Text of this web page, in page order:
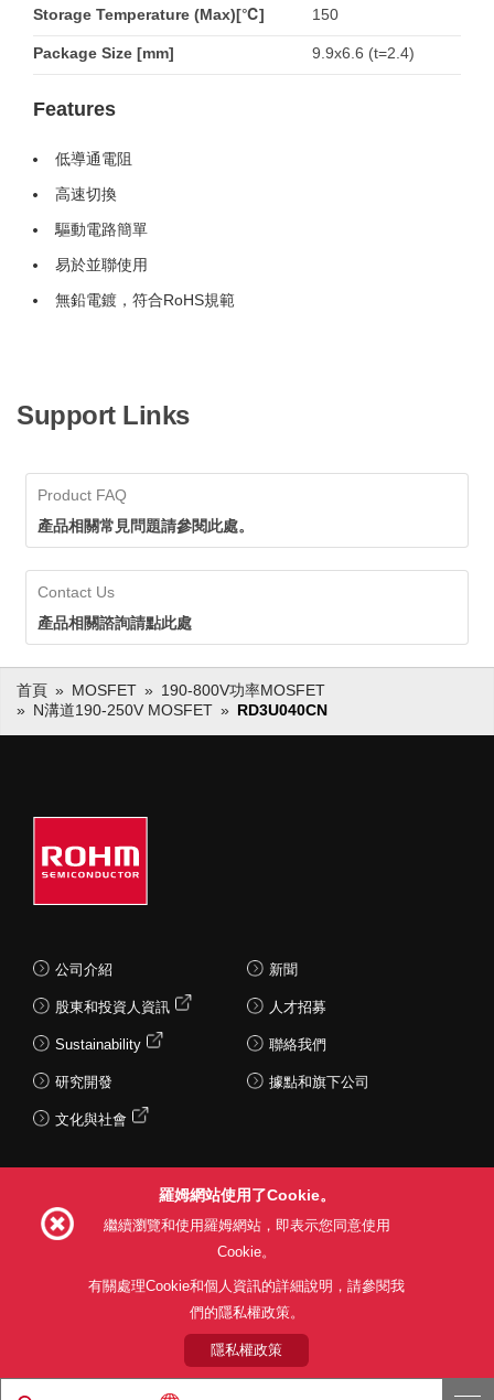
Storage Temperature (Max)[℃] 150
Package Size [mm] 9.9x6.6 (t=2.4)
Features
低導通電阻
高速切換
驅動電路簡單
易於並聯使用
無鉛電鍍，符合RoHS規範
Support Links
Product FAQ
產品相關常見問題請參閱此處。
Contact Us
產品相關諮詢請點此處
首頁 MOSFET
190-800V功率MOSFET
N溝道190-250V MOSFET
RD3U040CN
公司介紹
股東和投資人資訊
Sustainability
研究開發
文化與社會
新聞
人才招募
聯絡我們
據點和旗下公司
利用目的 隱私權政策
關於本公司產品銷售之標準條款(PDF)
© 1997 - 2026 ROHM CO., LTD. ALL RIGHTS RESERVED.
羅姆網站使用了Cookie。
繼續瀏覽和使用羅姆網站，即表示您同意使用
Cookie。
有關處理Cookie和個人資訊的詳細說明，請參閱我
們的隱私權政策。
隱私權政策